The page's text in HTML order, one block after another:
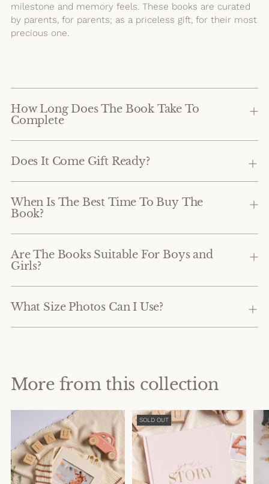
milestone and memory feels. These books are curated
by parents, for parents; as a priceless gift, for their most
precious one.
How Long Does The Book Take To
Complete
Does It Come Gift Ready?
When Is The Best Time To Buy The
Book?
Are The Books Suitable For Boys and
Girls?
What Size Photos Can I Use?
More from this collection
SOLD OUT